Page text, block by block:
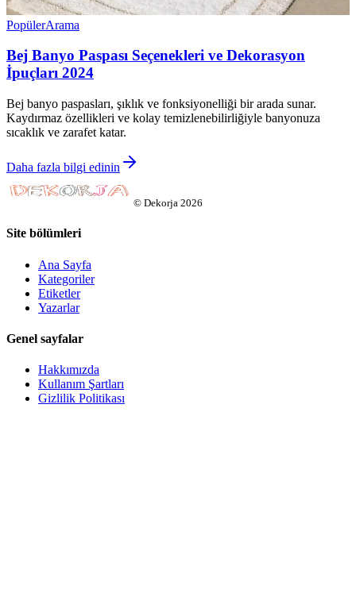
PopülerArama
Bej Banyo Paspası Seçenekleri ve Dekorasyon
İpuçları 2024
Bej banyo paspasları, şıklık ve fonksiyonelliği bir arada sunar.
Kaydırmaz özellikleri ve kolay temizlenebilirliğiyle banyonuza
sıcaklık ve zarafet katar.
Daha fazla bilgi edinin
© Dekorja 2026
Site bölümleri
Ana Sayfa
Kategoriler
Etiketler
Yazarlar
Genel sayfalar
Hakkımızda
Kullanım Şartları
Gizlilik Politikası